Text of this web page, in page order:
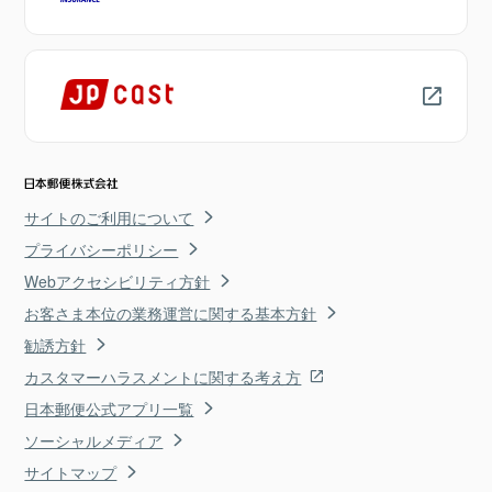
サイトのご利用について
プライバシーポリシー
Webアクセシビリティ方針
お客さま本位の業務運営に関する基本方針
勧誘方針
カスタマーハラスメントに関する考え方
日本郵便公式アプリ一覧
ソーシャルメディア
サイトマップ